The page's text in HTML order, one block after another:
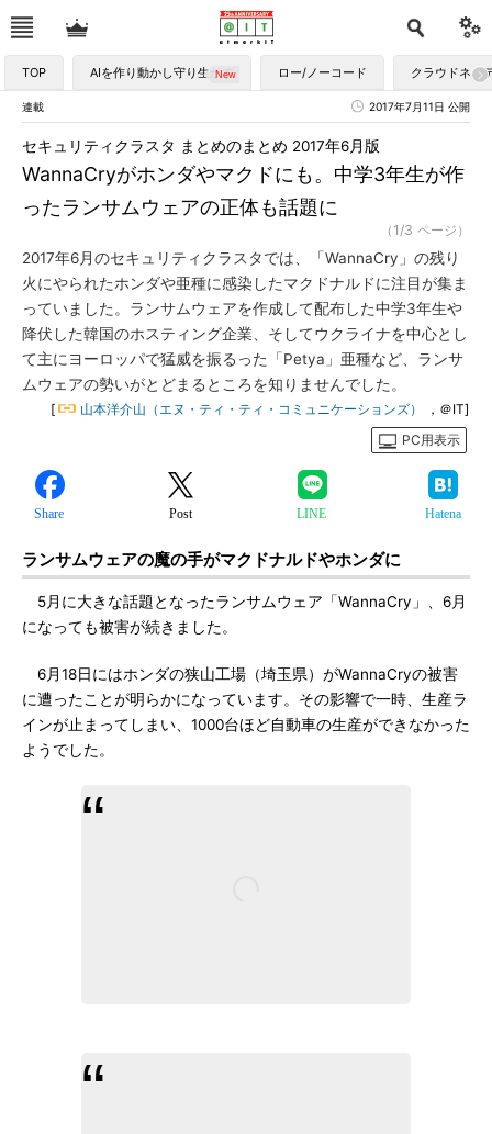
TOP AIを作り動かし守り生かす ロー/ノーコード クラウドネイ
連載 2017年7月11日 公開
WannaCryがホンダやマクドにも。中学3年生が作
ったランサムウェアの正体も話題に
セキュリティクラスタ まとめのまとめ 2017年6月版
（1/3 ページ）
2017年6月のセキュリティクラスタでは、「WannaCry」の残り
火にやられたホンダや亜種に感染したマクドナルドに注目が集ま
っていました。ランサムウェアを作成して配布した中学3年生や
降伏した韓国のホスティング企業、そしてウクライナを中心とし
て主にヨーロッパで猛威を振るった「Petya」亜種など、ランサ
ムウェアの勢いがとどまるところを知りませんでした。
[ 山本洋介山（エヌ・ティ・ティ・コミュニケーションズ）
，＠IT]
PC用表示
Share Post LINE Hatena
ランサムウェアの魔の手がマクドナルドやホンダに
5月に大きな話題となったランサムウェア「WannaCry」、6月
になっても被害が続きました。
6月18日にはホンダの狭山工場（埼玉県）がWannaCryの被害
に遭ったことが明らかになっています。その影響で一時、生産ラ
インが止まってしまい、1000台ほど自動車の生産ができなかった
ようでした。